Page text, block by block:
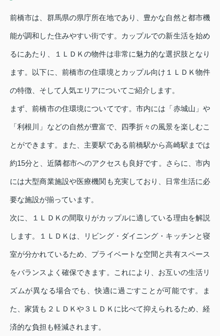
前橋市は、群馬県の県庁所在地であり、豊かな自然と都市機
能が調和した住みやすい街です。カップルでの新生活を始め
るにあたり、１ＬＤＫの物件は非常に魅力的な選択肢となり
ます。以下に、前橋市の住環境とカップル向け１ＬＤＫ物件
の特徴、そして人気エリアについてご紹介します。
まず、前橋市の住環境についてです。市内には「赤城山」や
「利根川」などの自然が豊富で、四季折々の風景を楽しむこ
とができます。また、主要駅である前橋駅から高崎駅までは
約15分と、近隣都市へのアクセスも良好です。さらに、市内
には大型商業施設や医療機関も充実しており、日常生活に必
要な施設が揃っています。
次に、１ＬＤＫの間取りがカップルに適している理由を解説
します。１ＬＤＫは、リビング・ダイニング・キッチンと寝
室が分かれているため、プライベートな空間と共有スペース
をバランスよく確保できます。これにより、お互いの生活リ
ズムが異なる場合でも、快適に過ごすことが可能です。ま
た、家賃も２ＬＤＫや３ＬＤＫに比べて抑えられるため、経
済的な負担も軽減されます。